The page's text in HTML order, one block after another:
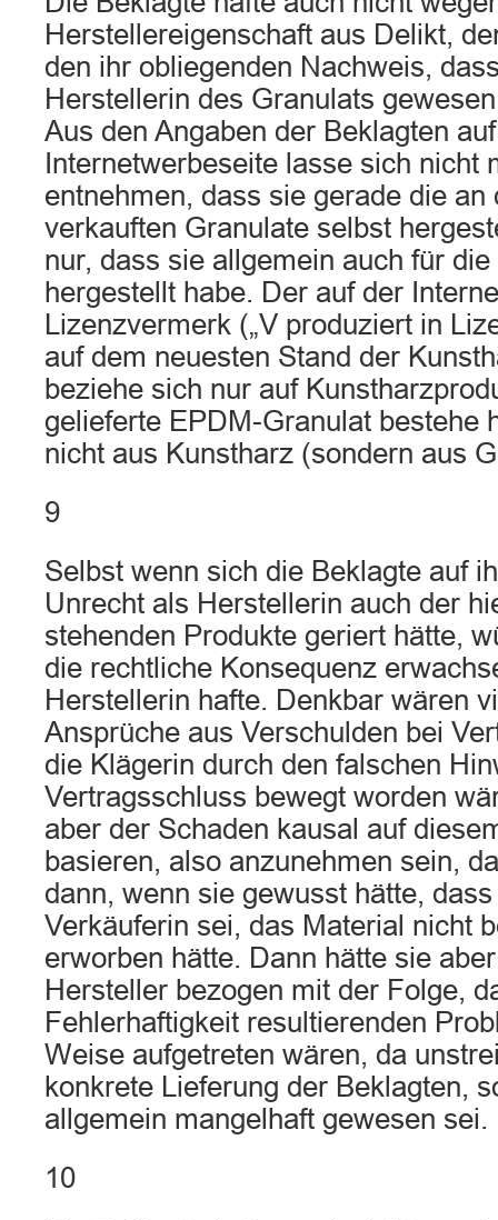
Herstellereigenschaft aus Delikt,
den ihr obliegenden Nachweis,
Herstellerin des Granulats
Aus den Angaben der Beklagten
Internetwerbeseite lasse sich nicht
entnehmen, dass sie gerade die an
verkauften Granulate selbst
nur, dass sie allgemein auch für
hergestellt habe. Der auf der
Lizenzvermerk („V produziert in
auf dem neuesten Stand der
beziehe sich nur auf
gelieferte EPDM-Granulat bestehe
nicht aus Kunstharz (sondern aus
9
Selbst wenn sich die Beklagte auf
Unrecht als Herstellerin auch der
stehenden Produkte geriert hätte,
die rechtliche Konsequenz
Herstellerin hafte. Denkbar wären
Ansprüche aus Verschulden bei
die Klägerin durch den falschen
Vertragsschluss bewegt worden
aber der Schaden kausal auf
basieren, also anzunehmen sein,
dann, wenn sie gewusst hätte,
Verkäuferin sei, das Material nicht
erworben hätte. Dann hätte sie
Hersteller bezogen mit der Folge,
Fehlerhaftigkeit resultierenden
Weise aufgetreten wären, da
konkrete Lieferung der Beklagten,
allgemein mangelhaft gewesen sei.
10